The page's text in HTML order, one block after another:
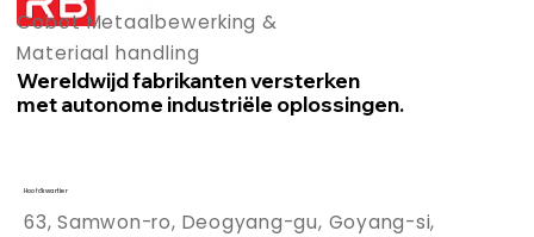
Cobot Metaalbewerking &
Materiaal handling
Wereldwijd fabrikanten versterken
met autonome industriële oplossingen.
Hoofdkwartier
63, Samwon-ro, Deogyang-gu, Goyang-si,